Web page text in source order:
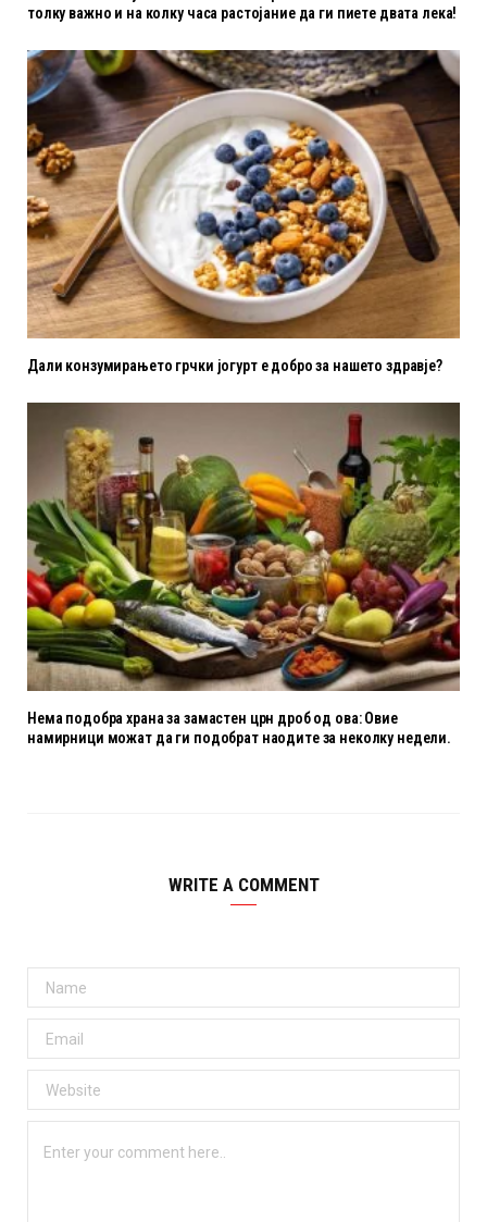
толку важно и на колку часа растојание да ги пиете двата лека!
Дали конзумирањето грчки јогурт е добро за нашето здравје?
Нема подобра храна за замастен црн дроб од ова: Овие
намирници можат да ги подобрат наодите за неколку недели.
WRITE A COMMENT